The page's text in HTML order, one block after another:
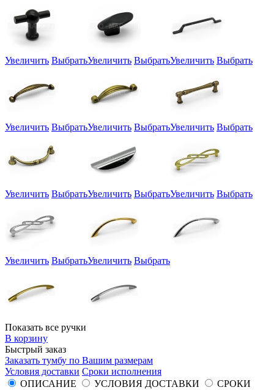
Увеличить ВыбратьУвеличить ВыбратьУвеличить Выбрать
Увеличить ВыбратьУвеличить ВыбратьУвеличить Выбрать
Увеличить ВыбратьУвеличить ВыбратьУвеличить Выбрать
Увеличить ВыбратьУвеличить Выбрать
Показать все ручки
В корзину
Быстрый заказ
Заказать тумбу по Вашим размерам
Условия доставки Сроки исполнения
ОПИСАНИЕ
УСЛОВИЯ ДОСТАВКИ
СРОКИ